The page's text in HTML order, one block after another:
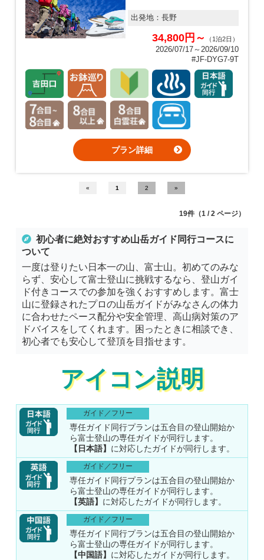
出発地： 長野
34,800円～ （1泊2日）
2026/07/17～2026/09/10
#JF-DYG7-9T
プラン詳細
« 1 2 »
19件 （1 / 2 ページ）
初心者に絶対おすすめ山岳ガイド同行コースに
ついて
一度は登りたい日本一の山、富士山。初めてのみな
らず、安心して富士登山に挑戦するなら、登山ガイ
ド付きコースでの参加を強くおすすめします。富士
山に登録されたプロの山岳ガイドがみなさんの体力
に合わせたペース配分や安全管理、高山病対策のア
ドバイスをしてくれます。困ったときに相談でき、
初心者でも安心して登頂を目指せます。
アイコン説明
ガイド／フリー
専任ガイド同行プランは五合目の登山開始か
ら富士登山の専任ガイドが同行します。
【日本語】 に対応したガイドが同行します。
ガイド／フリー
専任ガイド同行プランは五合目の登山開始か
ら富士登山の専任ガイドが同行します。
【英語】 に対応したガイドが同行します。
ガイド／フリー
専任ガイド同行プランは五合目の登山開始か
ら富士登山の専任ガイドが同行します。
【中国語】 に対応したガイドが同行します。